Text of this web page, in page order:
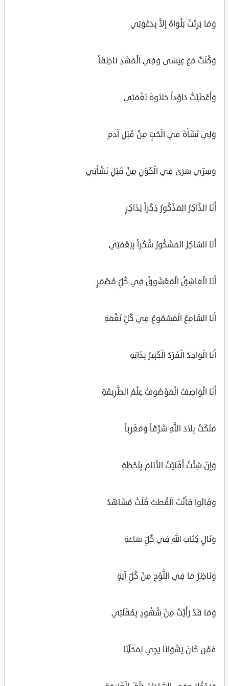
وَمَا بَرِئَتْ بَلْوَاهُ إلاَّ بِدَعْوَتِي
وَكُنْتُ مَعَ عِيسَى وَفِي الْمَهْدِ ناطِقَاً
وَأَعْطَيْتُ دَاوُداً حَلاَوةَ نَغْمَتِي
وَلِي نَشَأَةَ في الْحُبِّ مِنْ قَبْلِ آدمِ
وَسِرِّي سَرَى فِي الْكَوْنِ مِنْ قَبْلِ نَشْأَتِي
أَنَا الذَّاكِرُ المَذْكُورُ ذِكْراً لِذَاكِرٍ
أَنَا الشاكِرُ المَشْكُورُ شُكْراً بِنِعْمَتِي
أَنَا الْعَاشِقُ الْمَعْشَوقُ فِي كُلِّ مُضْمَرٍ
أَنَا السَّامِعُ الْمَسْمُوعُ فِي كُلِّ نَغْمَةِ
أَنَا الْوَاحِدُ الْفَرْدُ الْكَبِيرُ بِذَاتِهِ
أَنَا الْوَاصِفُ الْمَوْصُوفُ عِلْمُ الطَّرِيقَةِ
مَلَكْتُ بِلاَدَ اللَّهِ شَرْقَاً وَمَغْرِباً
وَإِنْ شِئْتُ أَفْنَيْتُ الأَنَامَ بِلَحْظَةِ
وَقَالَوا فَأَنْتَ الْقُطبُ قُلْتُ مُشَاهدُ
وَنَالٍ كِتَابَ اللهِ فِي كُلِّ سَاعَةِ
وَنَاظِرُ مَا فِي اللَّوْحِ مِنْ كُلِّ آيَةٍ
وَمَا قَدْ رَأَيْتُ مِنْ شُهُودٍ بِمُقْلَتِي
فَمْن كَانَ يَهْوَانَا يَجِي لِمَحَلِّنَا